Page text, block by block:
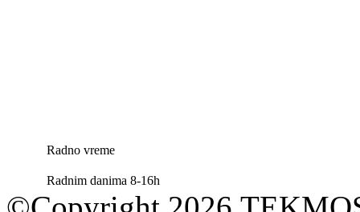
Radno vreme
Radnim danima 8-16h